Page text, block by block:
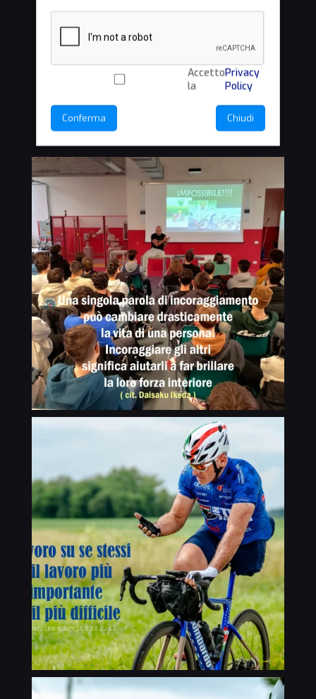
attorno a me superano
abbondantemente i 5.000 metri.
Maestose, alte, impervie, colorate. L’unica
compagnia sono i miei pensieri ed il
rumore delle ruote che metro dopo
sale ad una pendenza media del 4 / 5 %
attraverso tornanti che sembrano infiniti,
visuale di una cima a qualche chilometri
con l’illusione di essere arrivato ma che
una volta raggiunta te ne presenta una
ancora più alta qualche chilometro più
avanti. La vegetazione è un miraggio già
da alcuni giorni, l’ambiente è più lunare
che terrestre. Le cime, anche se unite
l’una all’altra, hanno caratteristiche
completamente diverse una all’altra, per
conformazione e colore. La maglia
invernale mi ripara dal forte vento,
complice della temperatura che pian
piano si sta alzando. Mi trovo al termine
di una curva, quando ad un tratto alla
mia destra, mi appare un lago
dall’aspetto insolito. Mi fermo, controllo
tra le mie scartoffie e scopro che si tratta
del lago Suraj Tal, una superficie
piattissima, perfettamente incastonata tra
la neve che a quell’altitudine non si
scioglie mai e che rispecchia quasi con
indifferenza le cime candide tutte intorno.
L’acqua ha infinite tonalità di verde,
azzurro e blu. Impossibile proseguire,
voglio filmare e fotografare questo
spettacolo della natura a 4.890 metri.
Stanchezza, suggestione dei luoghi,
lontananza dalla famiglia, solitudine, un
bombardamento di sensazioni. Lacrime
che mi strappano un sorriso, mi riportano
alla realtà e di quello che stavo
realizzando. Concentrato sui pedali e sul
fondo ghiaioso, quando meno me lo
aspetto, a meno di venti metri da me
vedo il cartello con il nome della vetta, il
Baralacha La. Sono arrivato! Ci sono
riuscito! Il primo traguardo della
spedizione è stato raggiunto. Scoppio in
un pianto liberatorio e ricevo i
complimenti di alcuni turisti increduli
arrivati fin lassù con la jeep, pochi, anzi,
Accetto
la
Privacy
Policy
Conferma Chiudi